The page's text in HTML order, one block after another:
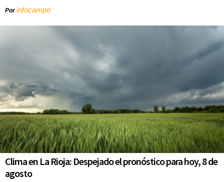
Porinfocampo
Clima en La Rioja: Despejado el pronóstico para hoy, 8 de
agosto